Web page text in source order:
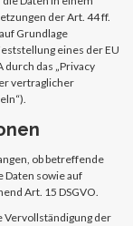
der Art. 44 ff.
Grundlage
eines der EU
das „Privacy
vertraglicher
ob betreffende
Daten sowie auf
Art. 15 DSGVO.
Vervollständigung der